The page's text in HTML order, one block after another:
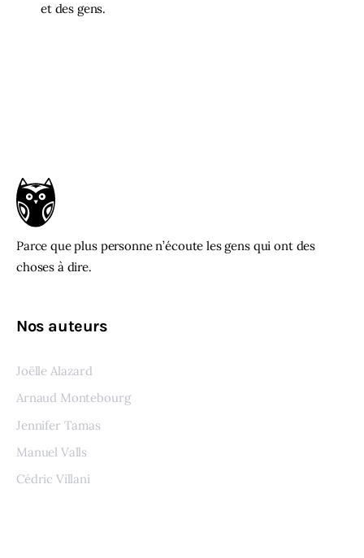
et des gens.
Parce que plus personne n’écoute les gens qui ont des
choses à dire.
Nos auteurs
Joëlle Alazard
Arnaud Montebourg
Jennifer Tamas
Manuel Valls
Cédric Villani